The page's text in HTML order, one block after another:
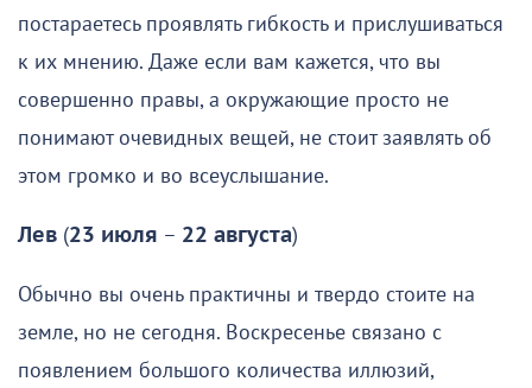
постараетесь проявлять гибкость и прислушиваться
к их мнению. Даже если вам кажется, что вы
совершенно правы, а окружающие просто не
понимают очевидных вещей, не стоит заявлять об
этом громко и во всеуслышание.
Лев (23 июля – 22 августа)
Обычно вы очень практичны и твердо стоите на
земле, но не сегодня. Воскресенье связано с
появлением большого количества иллюзий,